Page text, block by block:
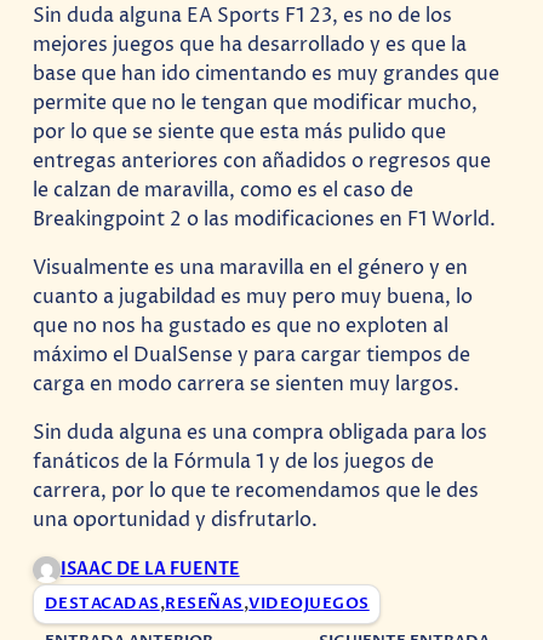
Sin duda alguna EA Sports F1 23, es no de los
mejores juegos que ha desarrollado y es que la
base que han ido cimentando es muy grandes que
permite que no le tengan que modificar mucho,
por lo que se siente que esta más pulido que
entregas anteriores con añadidos o regresos que
le calzan de maravilla, como es el caso de
Breakingpoint 2 o las modificaciones en F1 World.
Visualmente es una maravilla en el género y en
cuanto a jugabildad es muy pero muy buena, lo
que no nos ha gustado es que no exploten al
máximo el DualSense y para cargar tiempos de
carga en modo carrera se sienten muy largos.
Sin duda alguna es una compra obligada para los
fanáticos de la Fórmula 1 y de los juegos de
carrera, por lo que te recomendamos que le des
una oportunidad y disfrutarlo.
ISAAC DE LA FUENTE
DESTACADAS,RESEÑAS,VIDEOJUEGOS